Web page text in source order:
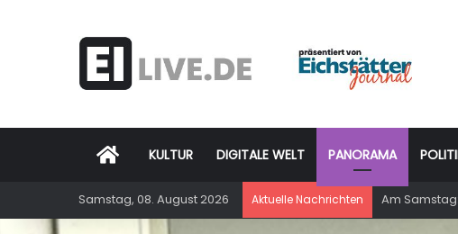
Startseite
KULTUR DIGITALE WELT PANORAMA
Samstag, 08. August 2026 Aktuelle Nachrichten Am